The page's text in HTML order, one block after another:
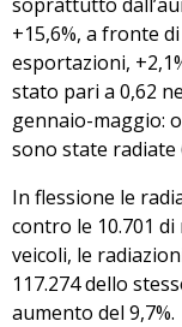
+15,6%, a fronte
esportazioni,
stato pari a 0,62
gennaio-maggio:
sono state radiate
In flessione le
contro le 10.701
veicoli, le
117.274 dello
aumento del 9,7%.